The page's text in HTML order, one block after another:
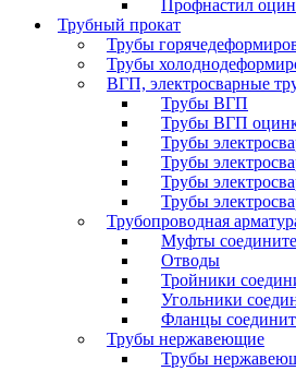
Профнастил
Трубный прокат
Трубы
Трубы
ВГП, электросварные
Трубы ВГП
Трубы ВГП
Трубы
Трубы
Трубы
Трубы
Трубопроводная
Муфты
Отводы
Тройники
Угольники
Фланцы
Трубы нержавеющие
Трубы